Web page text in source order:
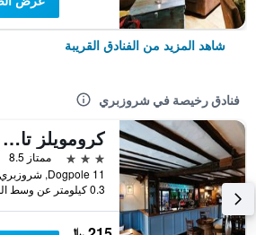
شاهد المزيد من الفنادق القريبة
فنادق رخيصة في شروزبري
كرومويلز تاب هاوس
3 نجوم
ممتاز 8.5
0.3 كيلومتر عن وسط المدينة